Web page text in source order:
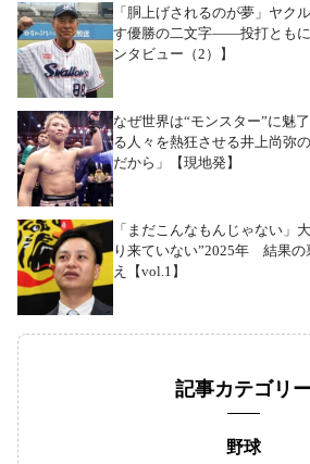
「胴上げされるのが夢」ヤク
す優勝の二文字――投打とも
ンタビュー（2）】
なぜ世界は“モンスター”に魅
る人々を熱狂させる井上尚弥
だから」【現地発】
「まだこんなもんじゃない」
り来ていない”2025年 結果の
え【vol.1】
記事カテゴリ
野球